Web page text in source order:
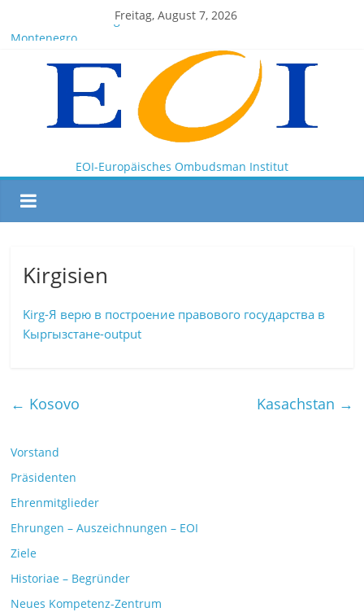
Freitag, August 7, 2026
EOI-BOARD Meeting 04-2025
Montenegro
EOI – General ASSEMBLY 2025 10 28
President Milkov participated in the Doha Conference on
Artificial Intelligence and Human Rights
EOI-Europäisches Ombudsman Institut
Kirgisien
Kirg-Я верю в построение правового государства в
Кыргызстане-output
← Kosovo Kasachstan →
Vorstand
Präsidenten
Ehrenmitglieder
Ehrungen – Auszeichnungen – EOI
Ziele
Historiae – Begründer
Neues Kompetenz-Zentrum